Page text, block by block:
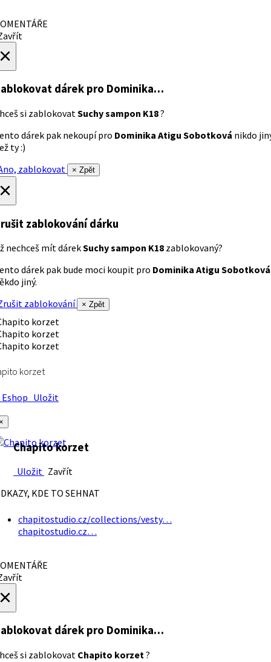
dárek pro Dominika…
si zablokovatSuchy sampon K18?
dárek pak nekoupí pro Dominika Atigu Sobotková nikdo
ty :)
zablokovat
× Zpět
zablokování dárku
nechceš mít dárekSuchy sampon K18 zablokovaný?
dárek pak bude moci koupit pro Dominika Atigu Sobotková
jiný.
zablokování
× Zpět
korzet
Uložit
Chapito korzet
Uložit Zavřít
KDE TO SEHNAT
chapitostudio.cz/collections/vesty…
chapitostudio.cz…
dárek pro Dominika…
si zablokovat Chapito korzet?